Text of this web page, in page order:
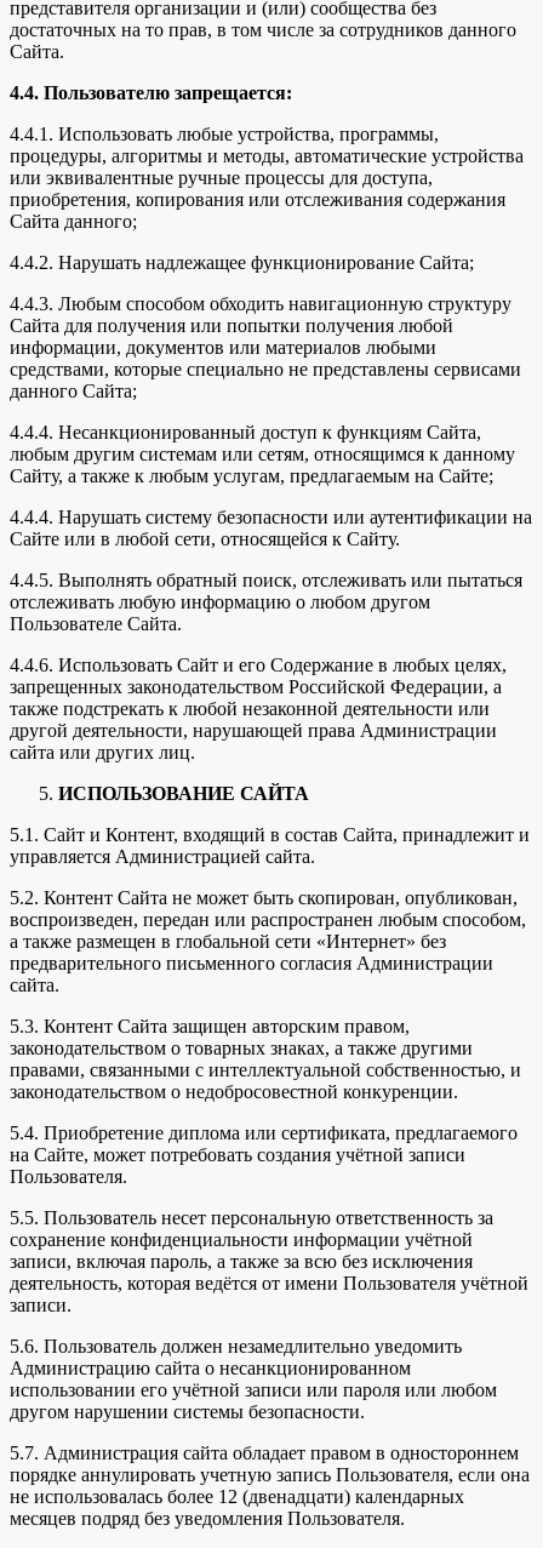
представителя организации и (или) сообщества без
достаточных на то прав, в том числе за сотрудников данного
Сайта.
4.4. Пользователю запрещается:
4.4.1. Использовать любые устройства, программы,
процедуры, алгоритмы и методы, автоматические устройства
или эквивалентные ручные процессы для доступа,
приобретения, копирования или отслеживания содержания
Сайта данного;
4.4.2. Нарушать надлежащее функционирование Сайта;
4.4.3. Любым способом обходить навигационную структуру
Сайта для получения или попытки получения любой
информации, документов или материалов любыми
средствами, которые специально не представлены сервисами
данного Сайта;
4.4.4. Несанкционированный доступ к функциям Сайта,
любым другим системам или сетям, относящимся к данному
Сайту, а также к любым услугам, предлагаемым на Сайте;
4.4.4. Нарушать систему безопасности или аутентификации на
Сайте или в любой сети, относящейся к Сайту.
4.4.5. Выполнять обратный поиск, отслеживать или пытаться
отслеживать любую информацию о любом другом
Пользователе Сайта.
4.4.6. Использовать Сайт и его Содержание в любых целях,
запрещенных законодательством Российской Федерации, а
также подстрекать к любой незаконной деятельности или
другой деятельности, нарушающей права Администрации
сайта или других лиц.
ИСПОЛЬЗОВАНИЕ САЙТА
5.1. Сайт и Контент, входящий в состав Сайта, принадлежит и
управляется Администрацией сайта.
5.2. Контент Сайта не может быть скопирован, опубликован,
воспроизведен, передан или распространен любым способом,
а также размещен в глобальной сети «Интернет» без
предварительного письменного согласия Администрации
сайта.
5.3. Контент Сайта защищен авторским правом,
законодательством о товарных знаках, а также другими
правами, связанными с интеллектуальной собственностью, и
законодательством о недобросовестной конкуренции.
5.4. Приобретение диплома или сертификата, предлагаемого
на Сайте, может потребовать создания учётной записи
Пользователя.
5.5. Пользователь несет персональную ответственность за
сохранение конфиденциальности информации учётной
записи, включая пароль, а также за всю без исключения
деятельность, которая ведётся от имени Пользователя учётной
записи.
5.6. Пользователь должен незамедлительно уведомить
Администрацию сайта о несанкционированном
использовании его учётной записи или пароля или любом
другом нарушении системы безопасности.
5.7. Администрация сайта обладает правом в одностороннем
порядке аннулировать учетную запись Пользователя, если она
не использовалась более 12 (двенадцати) календарных
месяцев подряд без уведомления Пользователя.